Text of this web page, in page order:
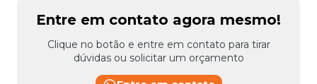
Entre em contato agora mesmo!
Clique no botão e entre em contato para tirar
dúvidas ou solicitar um orçamento